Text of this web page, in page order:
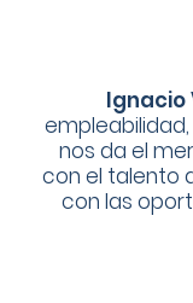
Ignacio
nos da el
con el talento
con las